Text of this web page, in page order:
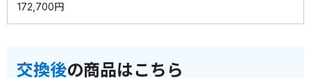
172,700円
交換後の商品はこちら